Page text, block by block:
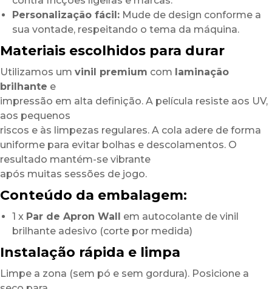
Personalização fácil: Mude de design conforme a
sua vontade, respeitando o tema da máquina.
Materiais escolhidos para durar
Utilizamos um vinil premium com laminação
brilhante e
impressão em alta definição. A película resiste aos UV,
aos pequenos
riscos e às limpezas regulares. A cola adere de forma
uniforme para evitar bolhas e descolamentos. O
resultado mantém-se vibrante
após muitas sessões de jogo.
Conteúdo da embalagem:
1 x Par de Apron Wall em autocolante de vinil
brilhante adesivo (corte por medida)
Instalação rápida e limpa
Limpe a zona (sem pó e sem gordura). Posicione a